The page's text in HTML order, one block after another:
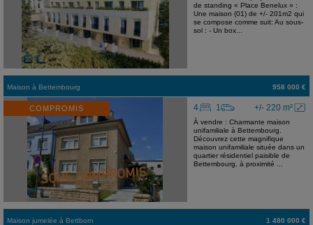
de standing « Place Benelux » :
Une maison (01) de +/- 201m2 qui
se compose comme suit: Au sous-
sol : - Un box...
Maison à Bettembourg 958 000 €
COMPROMIS +/- 220 m²
4 1
À vendre : Charmante maison
unifamiliale à Bettembourg.
Découvrez cette magnifique
maison unifamiliale située dans un
quartier résidentiel paisible de
Bettembourg, à proximité ...
Maison jumelée à Bettborn 1 480 000 €